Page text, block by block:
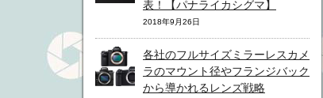
表！【パナライカシグマ】
2018年9月26日
各社のフルサイズミラーレスカメ
ラのマウント径やフランジバック
から導かれるレンズ戦略